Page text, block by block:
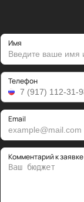
Имя
Телефон
Email
Комментарий к заявке